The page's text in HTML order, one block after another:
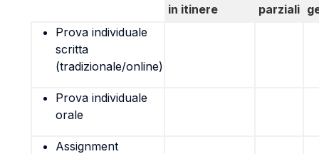
in itinere
parziali
Prova individuale
scritta
(tradizionale/online)
Prova individuale
orale
Assignment